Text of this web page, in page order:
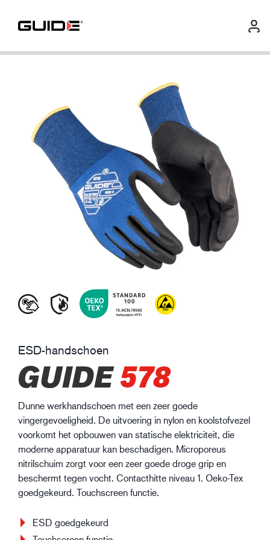
ESD-handschoen
GUIDE578
Dunne werkhandschoen met een zeer goede
vingergevoeligheid. De uitvoering in nylon en koolstofvezel
voorkomt het opbouwen van statische elektriciteit, die
moderne apparatuur kan beschadigen. Microporeus
nitrilschuim zorgt voor een zeer goede droge grip en
beschermt tegen vocht. Contacthitte niveau 1. Oeko-Tex
goedgekeurd. Touchscreen functie.
ESD goedgekeurd